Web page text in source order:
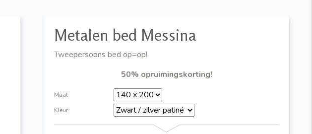
Metalen bed Messina
Tweepersoons bed op=op!
50% opruimingskorting!
Maat
Kleur